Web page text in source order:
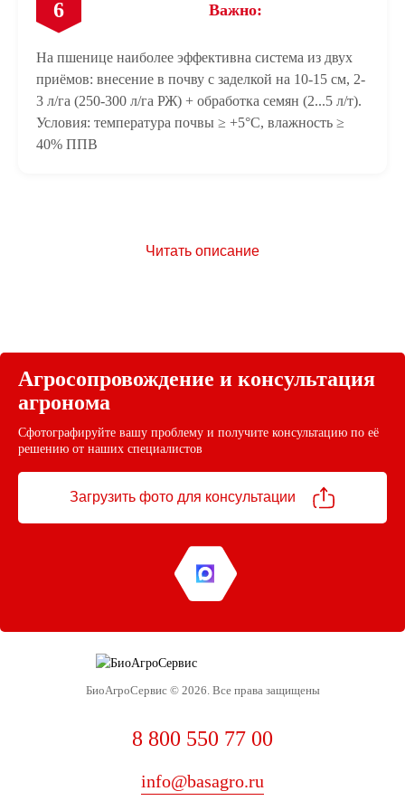
6 Важно:
На пшенице наиболее эффективна система из двух
приёмов: внесение в почву с заделкой на 10-15 см, 2-
3 л/га (250-300 л/га РЖ) + обработка семян (2...5 л/т).
Условия: температура почвы ≥ +5°С, влажность ≥
40% ППВ
Читать описание
Агросопровождение и консультация
агронома
Сфотографируйте вашу проблему и получите консультацию по её
решению от наших специалистов
Загрузить фото для консультации
8 800 550 77 00
info@basagro.ru
БиоАгроСервис © 2026. Все права защищены